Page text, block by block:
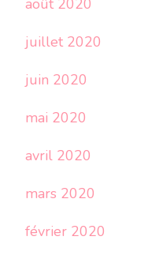
août 2020
juillet 2020
juin 2020
mai 2020
avril 2020
mars 2020
février 2020